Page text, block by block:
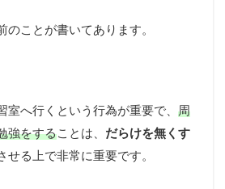
ことが書いてあります。
へ行くという行為が重要で、 周
強をすることは、 だらけを無くす
せる上で非常に重要です。